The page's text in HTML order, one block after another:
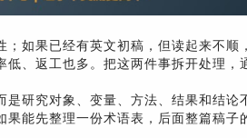
如果已经有英文初稿，但读起来不顺
、返工也多。把这两件事拆开处理，
研究对象、变量、方法、结果和结论
能先整理一份术语表，后面整篇稿子